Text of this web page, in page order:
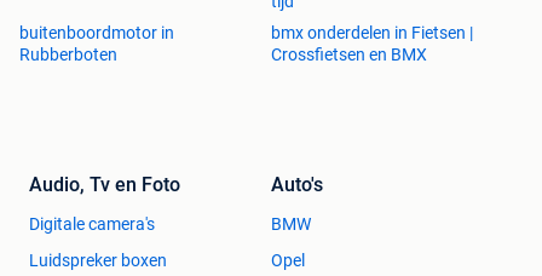
buitenboordmotor in
Rubberboten
bmx onderdelen in Fietsen |
Crossfietsen en BMX
Audio, Tv en Foto
Digitale camera's
Luidspreker boxen
Auto's
BMW
Opel